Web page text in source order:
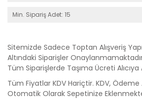
Min. Sipariş Adet: 15
Sitemizde Sadece Toptan Alışveriş
Altındaki Siparişler
Tüm Siparişlerde Taşıma Ücreti Alıcıya
Tüm Fiyatlar KDV Hariçtir. KDV, Ödeme
Otomatik Olarak Sepetinize